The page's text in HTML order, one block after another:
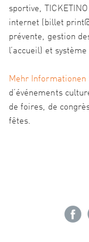
sportive,
internet (billet
prévente, gestion
l’accueil) et
Mehr Informationen
d’événements
de foires, de
fêtes.